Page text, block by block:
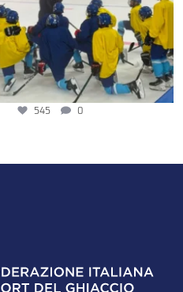
545 0